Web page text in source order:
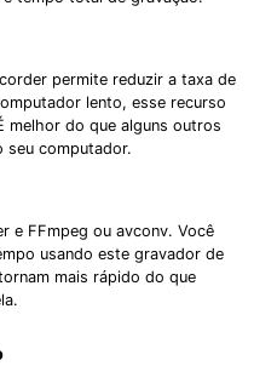
permite reduzir a taxa de
lento, esse recurso
melhor do que alguns outros
seu computador.
e FFmpeg ou avconv. Você
usando este gravador de
mais rápido do que